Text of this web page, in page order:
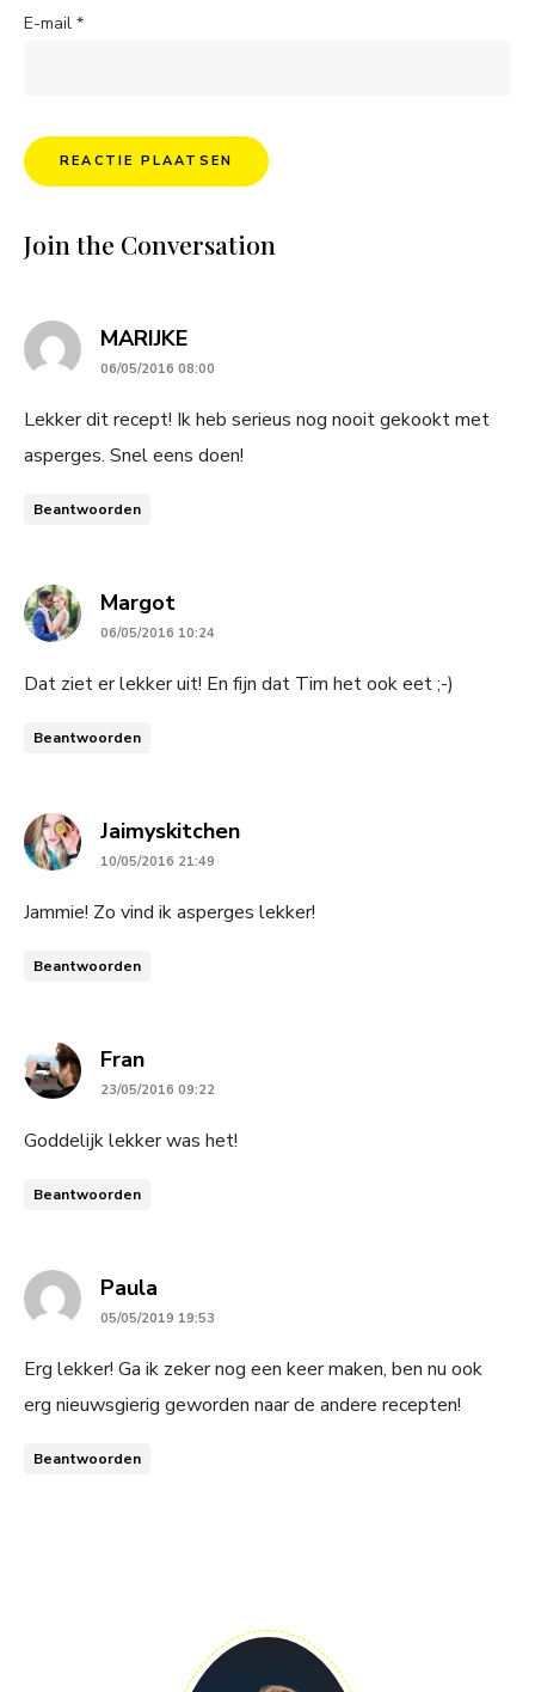
E-mail *
Join the Conversation
MARIJKEsays:
06/05/2016 08:00
Lekker dit recept! Ik heb serieus nog nooit gekookt met
asperges. Snel eens doen!
Beantwoorden
Margotsays:
06/05/2016 10:24
Dat ziet er lekker uit! En fijn dat Tim het ook eet ;-)
Beantwoorden
Jaimyskitchensays:
10/05/2016 21:49
Jammie! Zo vind ik asperges lekker!
Beantwoorden
Fransays:
23/05/2016 09:22
Goddelijk lekker was het!
Beantwoorden
Paula
05/05/2019 19:53
Erg lekker! Ga ik zeker nog een keer maken, ben nu ook
erg nieuwsgierig geworden naar de andere recepten!
Beantwoorden